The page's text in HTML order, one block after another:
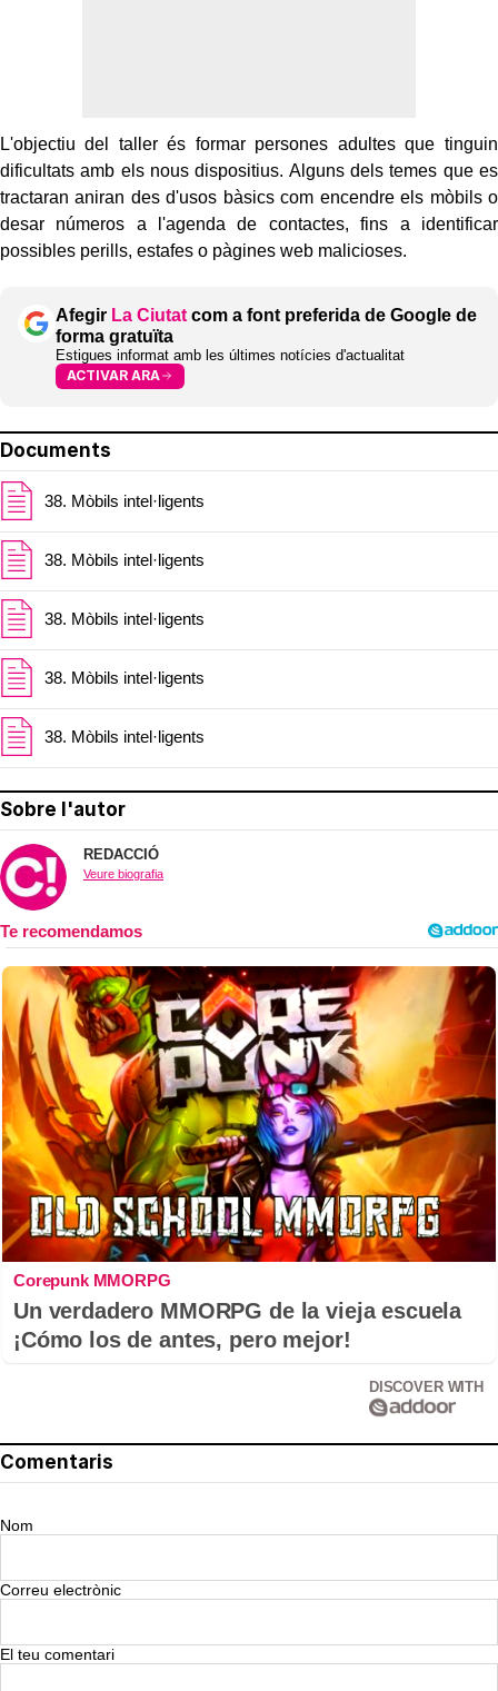
L'objectiu del taller és formar persones adultes que tinguin
dificultats amb els nous dispositius. Alguns dels temes que es
tractaran aniran des d'usos bàsics com encendre els mòbils o
desar números a l'agenda de contactes, fins a identificar
possibles perills, estafes o pàgines web malicioses.
Afegir La Ciutat com a font preferida de Google de
forma gratuïta
Estigues informat amb les últimes notícies d'actualitat
ACTIVAR ARA
Documents
38. Mòbils intel·ligents
38. Mòbils intel·ligents
38. Mòbils intel·ligents
38. Mòbils intel·ligents
38. Mòbils intel·ligents
Sobre l'autor
REDACCIÓ
Veure biografia
Corepunk MMORPG
Un verdadero MMORPG de la vieja escuela
¡Cómo los de antes, pero mejor!
DISCOVER WITH
Comentaris
Nom
Correu electrònic
El teu comentari